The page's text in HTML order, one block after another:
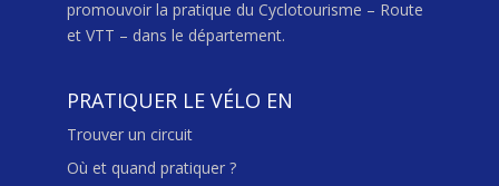
promouvoir la pratique du Cyclotourisme – Route
et VTT – dans le département.
PRATIQUER LE VÉLO EN
Trouver un circuit
Où et quand pratiquer ?